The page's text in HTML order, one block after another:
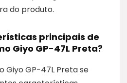
do produto.
principais de
Giyo GP-47L Preta?
Giyo GP-47L Preta se